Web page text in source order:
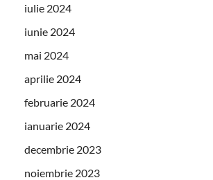
iulie 2024
iunie 2024
mai 2024
aprilie 2024
februarie 2024
ianuarie 2024
decembrie 2023
noiembrie 2023